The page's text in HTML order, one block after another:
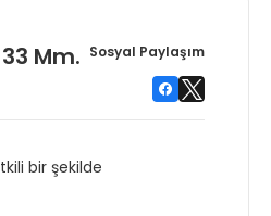
Mm. Sosyal Paylaşım
bir şekilde